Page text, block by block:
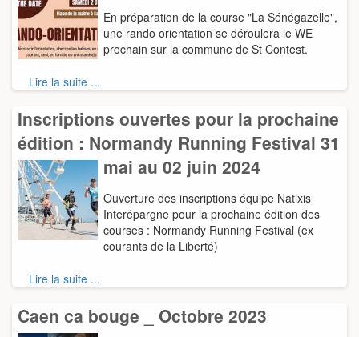
En préparation de la course "La Sénégazelle",
une rando orientation se déroulera le WE
prochain sur la commune de St Contest.
Lire la suite ...
Inscriptions ouvertes pour la prochaine
édition : Normandy Running Festival 31
mai au 02 juin 2024
Ouverture des inscriptions équipe Natixis
Interépargne pour la prochaine édition des
courses : Normandy Running Festival (ex
courants de la Liberté)
Lire la suite ...
Caen ca bouge _ Octobre 2023